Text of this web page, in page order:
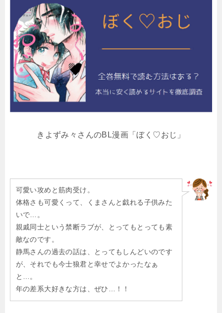
きよずみ々さんのBL漫画「ぼく♡おじ」
可愛い攻めと筋肉受け。
体格さも可愛くって、くまさんと戯れる子供みた
いで…。
親戚同士という禁断ラブが、とってもとっても素
敵なのです。
静馬さんの過去の話は、とってもしんどいのです
が、それでも今士狼君と幸せでよかったなぁ
と…。
年の差系大好きな方は、ぜひ…！！